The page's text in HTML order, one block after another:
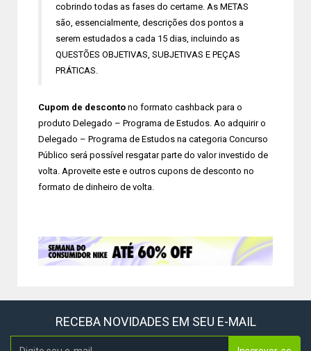
cobrindo todas as fases do certame. As METAS
são, essencialmente, descrições dos pontos a
serem estudados a cada 15 dias, incluindo as
QUESTÕES OBJETIVAS, SUBJETIVAS E PEÇAS
PRÁTICAS.
Cupom de desconto no formato cashback para o
produto Delegado – Programa de Estudos. Ao adquirir o
Delegado – Programa de Estudos na categoria Concurso
Público será possível resgatar parte do valor investido de
volta. Aproveite este e outros cupons de desconto no
formato de dinheiro de volta.
RECEBA NOVIDADES EM SEU E-MAIL